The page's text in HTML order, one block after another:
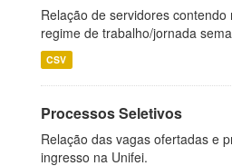
Relação de servidores
regime de trabalho/jornada
CSV
Processos Seletivos
Relação das vagas ofertadas e
ingresso na Unifei.